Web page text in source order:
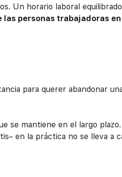
Un horario laboral equilibrado
personas trabajadoras en
para querer abandonar
se mantiene en el largo plazo.
– en la práctica no se lleva a